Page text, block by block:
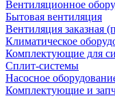
Вентиляционное
Бытовая вентиляция
Вентиляция заказная
Климатическое
Комплектующие для
Сплит-системы
Насосное
Комплектующие и